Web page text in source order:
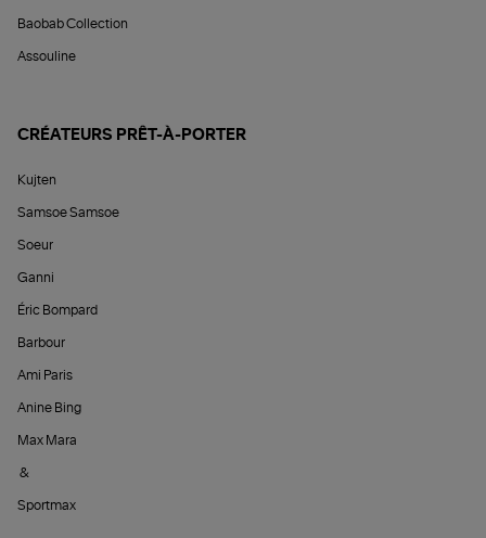
Baobab Collection
Assouline
CRÉATEURS PRÊT-À-PORTER
Kujten
Samsoe Samsoe
Soeur
Ganni
Éric Bompard
Barbour
Ami Paris
Anine Bing
Max Mara
&
Sportmax